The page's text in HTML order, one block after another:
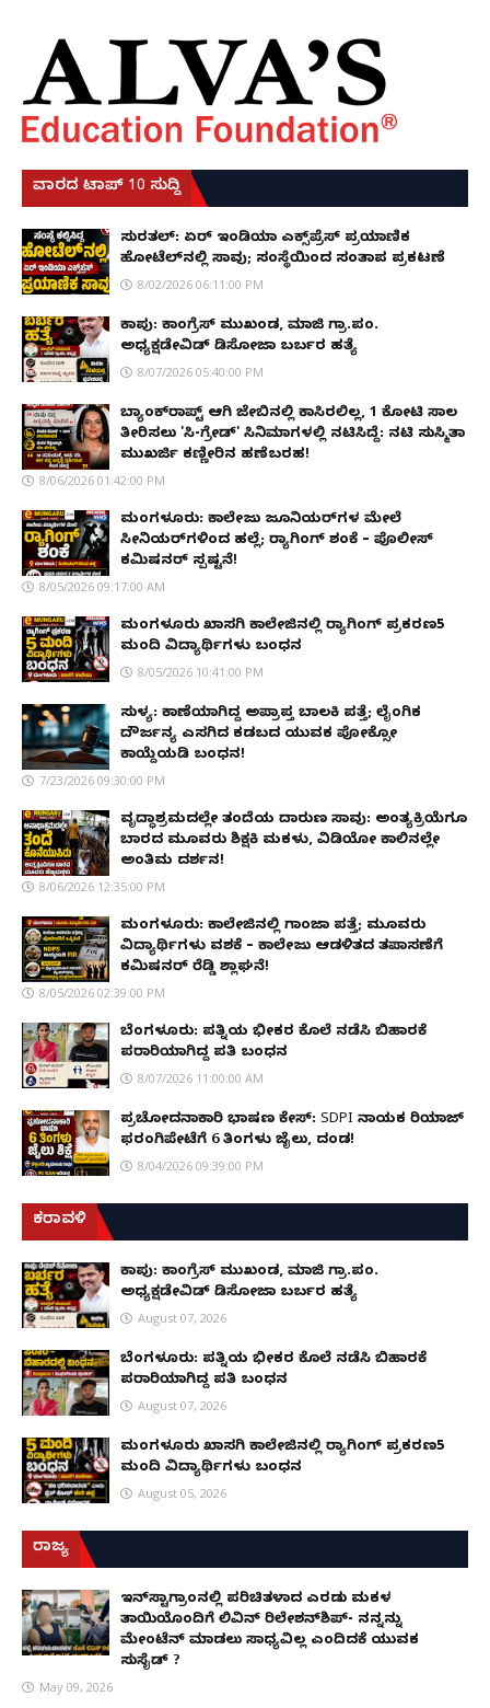
ವಾರದ ಟಾಪ್ 10 ಸುದ್ದಿ
ಸುರತ್ಕಲ್: ಏರ್ ಇಂಡಿಯಾ ಎಕ್ಸ್‌ಪ್ರೆಸ್ ಪ್ರಯಾಣಿಕ
ಹೋಟೆಲ್‌ನಲ್ಲಿ ಸಾವು; ಸಂಸ್ಥೆಯಿಂದ ಸಂತಾಪ ಪ್ರಕಟಣೆ
8/02/2026 06:11:00 PM
ಕಾಪು: ಕಾಂಗ್ರೆಸ್ ಮುಖಂಡ, ಮಾಜಿ ಗ್ರಾ.ಪಂ.
ಅಧ್ಯಕ್ಷಡೇವಿಡ್ ಡಿಸೋಜಾ ಬರ್ಬರ ಹತ್ಯೆ
8/07/2026 05:40:00 PM
ಬ್ಯಾಂಕ್‌ರಾಪ್ಟ್‌ ಆಗಿ ಜೇಬಿನಲ್ಲಿ ಕಾಸಿರಲಿಲ್ಲ, ₹1 ಕೋಟಿ ಸಾಲ
ತೀರಿಸಲು 'ಸಿ-ಗ್ರೇಡ್' ಸಿನಿಮಾಗಳಲ್ಲಿ ನಟಿಸಿದ್ದೆ: ನಟಿ ಸುಸ್ಮಿತಾ
ಮುಖರ್ಜಿ ಕಣ್ಣೀರಿನ ಹಣೆಬರಹ!
8/06/2026 01:42:00 PM
ಮಂಗಳೂರು: ಕಾಲೇಜು ಜೂನಿಯರ್‌ಗಳ ಮೇಲೆ
ಸೀನಿಯರ್‌ಗಳಿಂದ ಹಲ್ಲೆ; ರ‌್ಯಾಗಿಂಗ್ ಶಂಕೆ – ಪೊಲೀಸ್
ಕಮಿಷನರ್ ಸ್ಪಷ್ಟನೆ!
8/05/2026 09:17:00 AM
ಮಂಗಳೂರು ಖಾಸಗಿ ಕಾಲೇಜಿನಲ್ಲಿ ರ‌್ಯಾಗಿಂಗ್ ಪ್ರಕರಣ5
ಮಂದಿ ವಿದ್ಯಾರ್ಥಿಗಳು ಬಂಧನ
8/05/2026 10:41:00 PM
ಸುಳ್ಯ: ಕಾಣೆಯಾಗಿದ್ದ ಅಪ್ರಾಪ್ತ ಬಾಲಕಿ ಪತ್ತೆ; ಲೈಂಗಿಕ
ದೌರ್ಜನ್ಯ ಎಸಗಿದ ಕಡಬದ ಯುವಕ ಪೋಕ್ಸೋ
ಕಾಯ್ದೆಯಡಿ ಬಂಧನ!
7/23/2026 09:30:00 PM
ವೃದ್ಧಾಶ್ರಮದಲ್ಲೇ ತಂದೆಯ ದಾರುಣ ಸಾವು: ಅಂತ್ಯಕ್ರಿಯೆಗೂ
ಬಾರದ ಮೂವರು ಶಿಕ್ಷಕಿ ಮಕಳು, ವಿಡಿಯೋ ಕಾಲಿನಲ್ಲೇ
ಅಂತಿಮ ದರ್ಶನ!
8/06/2026 12:35:00 PM
ಮಂಗಳೂರು: ಕಾಲೇಜಿನಲ್ಲಿ ಗಾಂಜಾ ಪತ್ತೆ; ಮೂವರು
ವಿದ್ಯಾರ್ಥಿಗಳು ವಶಕ್ಕೆ – ಕಾಲೇಜು ಆಡಳಿತದ ತಪಾಸಣೆಗೆ
ಕಮಿಷನರ್ ರೆಡ್ಡಿ ಶ್ಲಾಘನೆ!
8/05/2026 02:39:00 PM
ಬೆಂಗಳೂರು: ಪತ್ನಿಯ ಭೀಕರ ಕೊಲೆ ನಡೆಸಿ ಬಿಹಾರಕ್ಕೆ
ಪರಾರಿಯಾಗಿದ್ದ ಪತಿ ಬಂಧನ
8/07/2026 11:00:00 AM
ಪ್ರಚೋದನಾಕಾರಿ ಭಾಷಣ ಕೇಸ್: SDPI ನಾಯಕ ರಿಯಾಜ್
ಫರಂಗಿಪೇಟೆಗೆ 6 ತಿಂಗಳು ಜೈಲು, ದಂಡ!
8/04/2026 09:39:00 PM
ಕರಾವಳಿ
ಕಾಪು: ಕಾಂಗ್ರೆಸ್ ಮುಖಂಡ, ಮಾಜಿ ಗ್ರಾ.ಪಂ.
ಅಧ್ಯಕ್ಷಡೇವಿಡ್ ಡಿಸೋಜಾ ಬರ್ಬರ ಹತ್ಯೆ
August 07, 2026
ಬೆಂಗಳೂರು: ಪತ್ನಿಯ ಭೀಕರ ಕೊಲೆ ನಡೆಸಿ ಬಿಹಾರಕ್ಕೆ
ಪರಾರಿಯಾಗಿದ್ದ ಪತಿ ಬಂಧನ
August 07, 2026
ಮಂಗಳೂರು ಖಾಸಗಿ ಕಾಲೇಜಿನಲ್ಲಿ ರ‌್ಯಾಗಿಂಗ್ ಪ್ರಕರಣ5
ಮಂದಿ ವಿದ್ಯಾರ್ಥಿಗಳು ಬಂಧನ
August 05, 2026
ರಾಜ್ಯ
ಇನ್​ಸ್ಟಾಗ್ರಾಂನಲ್ಲಿ ಪರಿಚಿತಳಾದ ಎರಡು ಮಕ್ಕಳ
ತಾಯಿಯೊಂದಿಗೆ ಲಿವಿನ್ ರಿಲೇಶನ್​ಶಿಪ್- ನನ್ನನ್ನು
ಮೇಂಟೆನ್ ಮಾಡಲು ಸಾಧ್ಯವಿಲ್ಲ ಎಂದಿದಕ್ಕೆ ಯುವಕ
ಸುಸೈಡ್ ?
May 09, 2026